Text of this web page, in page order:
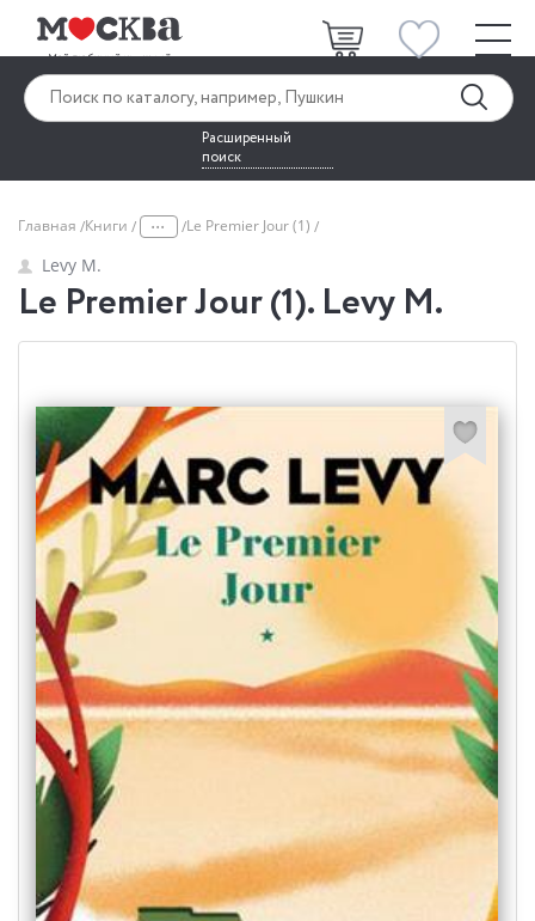
Расширенный
поиск
Главная Книги ... Le Premier Jour (1)
Levy M.
Le Premier Jour (1). Levy M.